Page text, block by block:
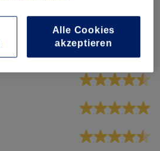
Alle Cookies
akzeptieren